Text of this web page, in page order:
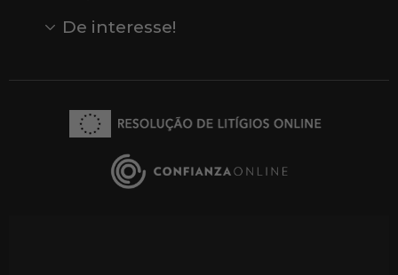
Comentários
Comentários do Google
De interesse!